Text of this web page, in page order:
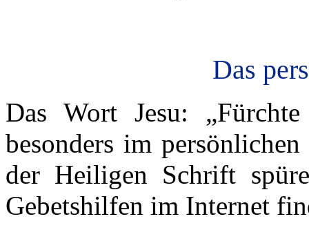
Das
Das Wort Jesu:
besonders im
der Heiligen Schrift
Gebetshilfen im Internet